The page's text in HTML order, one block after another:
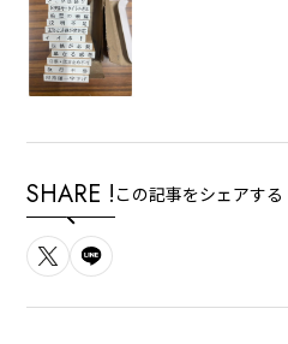
SHARE ! この記事をシェアする